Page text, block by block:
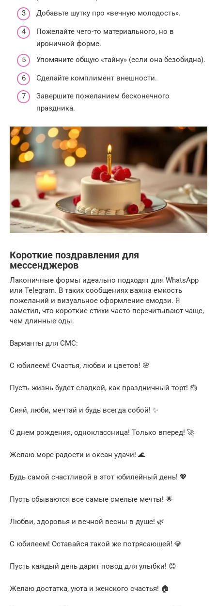
Добавьте шутку про «вечную молодость».
Пожелайте чего-то материального, но в
ироничной форме.
Упомяните общую «тайну» (если она безобидна).
Сделайте комплимент внешности.
Завершите пожеланием бесконечного
праздника.
Короткие поздравления для
мессенджеров
Лаконичные формы идеально подходят для WhatsApp
или Telegram. В таких сообщениях важна емкость
пожеланий и визуальное оформление эмодзи. Я
заметил, что короткие стихи часто перечитывают чаще,
чем длинные оды.
Варианты для СМС:
С юбилеем! Счастья, любви и цветов! 🌸
Пусть жизнь будет сладкой, как праздничный торт! 🎂
Сияй, люби, мечтай и будь всегда собой! ✨
С днем рождения, одноклассница! Только вперед! 🚀
Желаю море радости и океан удачи! 🌊
Будь самой счастливой в этот юбилейный день! 💖
Пусть сбываются все самые смелые мечты! 🌟
Любви, здоровья и вечной весны в душе! 🌿
С юбилеем! Оставайся такой же потрясающей! 💎
Пусть каждый день дарит повод для улыбки! 😊
Желаю достатка, уюта и женского счастья! 🏠